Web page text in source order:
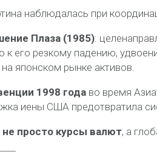
наблюдалась при
Плаза (1985):
к его резкому падению,
японском рынке активов.
1998 года во время
иены США предотвратила
просто курсы валют, а